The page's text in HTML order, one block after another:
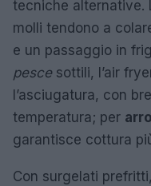
tecniche alternative.
molli tendono a
e un passaggio in
pescesottili, l’air
l’asciugatura, con
temperatura; per
garantisce cottura
Con surgelati